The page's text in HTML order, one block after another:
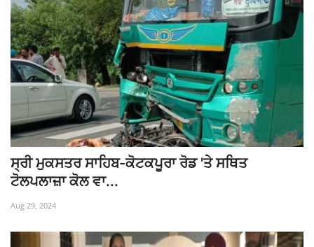
ਸ੍ਰੀ ਮੁਕਸਤਰ ਸਾਹਿਬ-ਕੋਟਕਪੂਰਾ ਰੋਡ 'ਤੇ ਸਥਿਤ
ਟੋਲਪਲਾਜ਼ਾ ਕੋਲ ਵਾ...
Aug 29, 2024